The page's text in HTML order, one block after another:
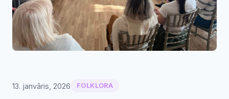
13. janvāris, 2026 FOLKLORA